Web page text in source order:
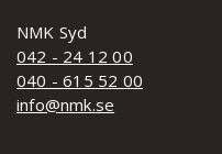
NMK Syd
042 - 24 12 00
040 - 615 52 00
info@nmk.se